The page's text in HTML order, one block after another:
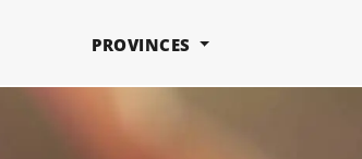
PROVINCES